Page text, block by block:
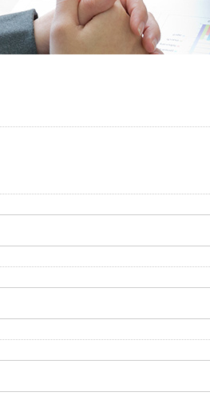
アッシューシリー
花台シリーズ
T-80・T-85手摺
特別注文仕様
スライディング
アッシューシリーズ
花台シリーズ
T-80・T-85手摺子シリーズ